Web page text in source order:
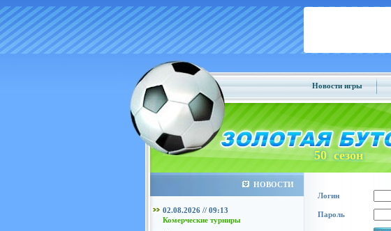
Новости игры
50 сезон
НОВОСТИ
02.08.2026 // 09:13
Комерческие турниры
Логин
Пароль